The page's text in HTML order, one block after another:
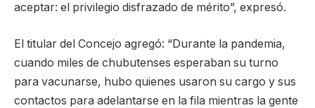
aceptar: el privilegio disfrazado de mérito”, expresó.
El titular del Concejo agregó: “Durante la pandemia,
cuando miles de chubutenses esperaban su turno
para vacunarse, hubo quienes usaron su cargo y sus
contactos para adelantarse en la fila mientras la gente